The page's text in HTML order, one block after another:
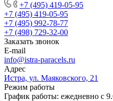
+7 (495) 419-05-95
+7 (495) 419-05-95
+7 (495) 992-78-77
+7 (498) 729-32-00
Заказать звонок
E-mail
info@istra-paracels.ru
Адрес
Истра, ул. Маяковского, 21
Режим работы
График работы: ежедневно с